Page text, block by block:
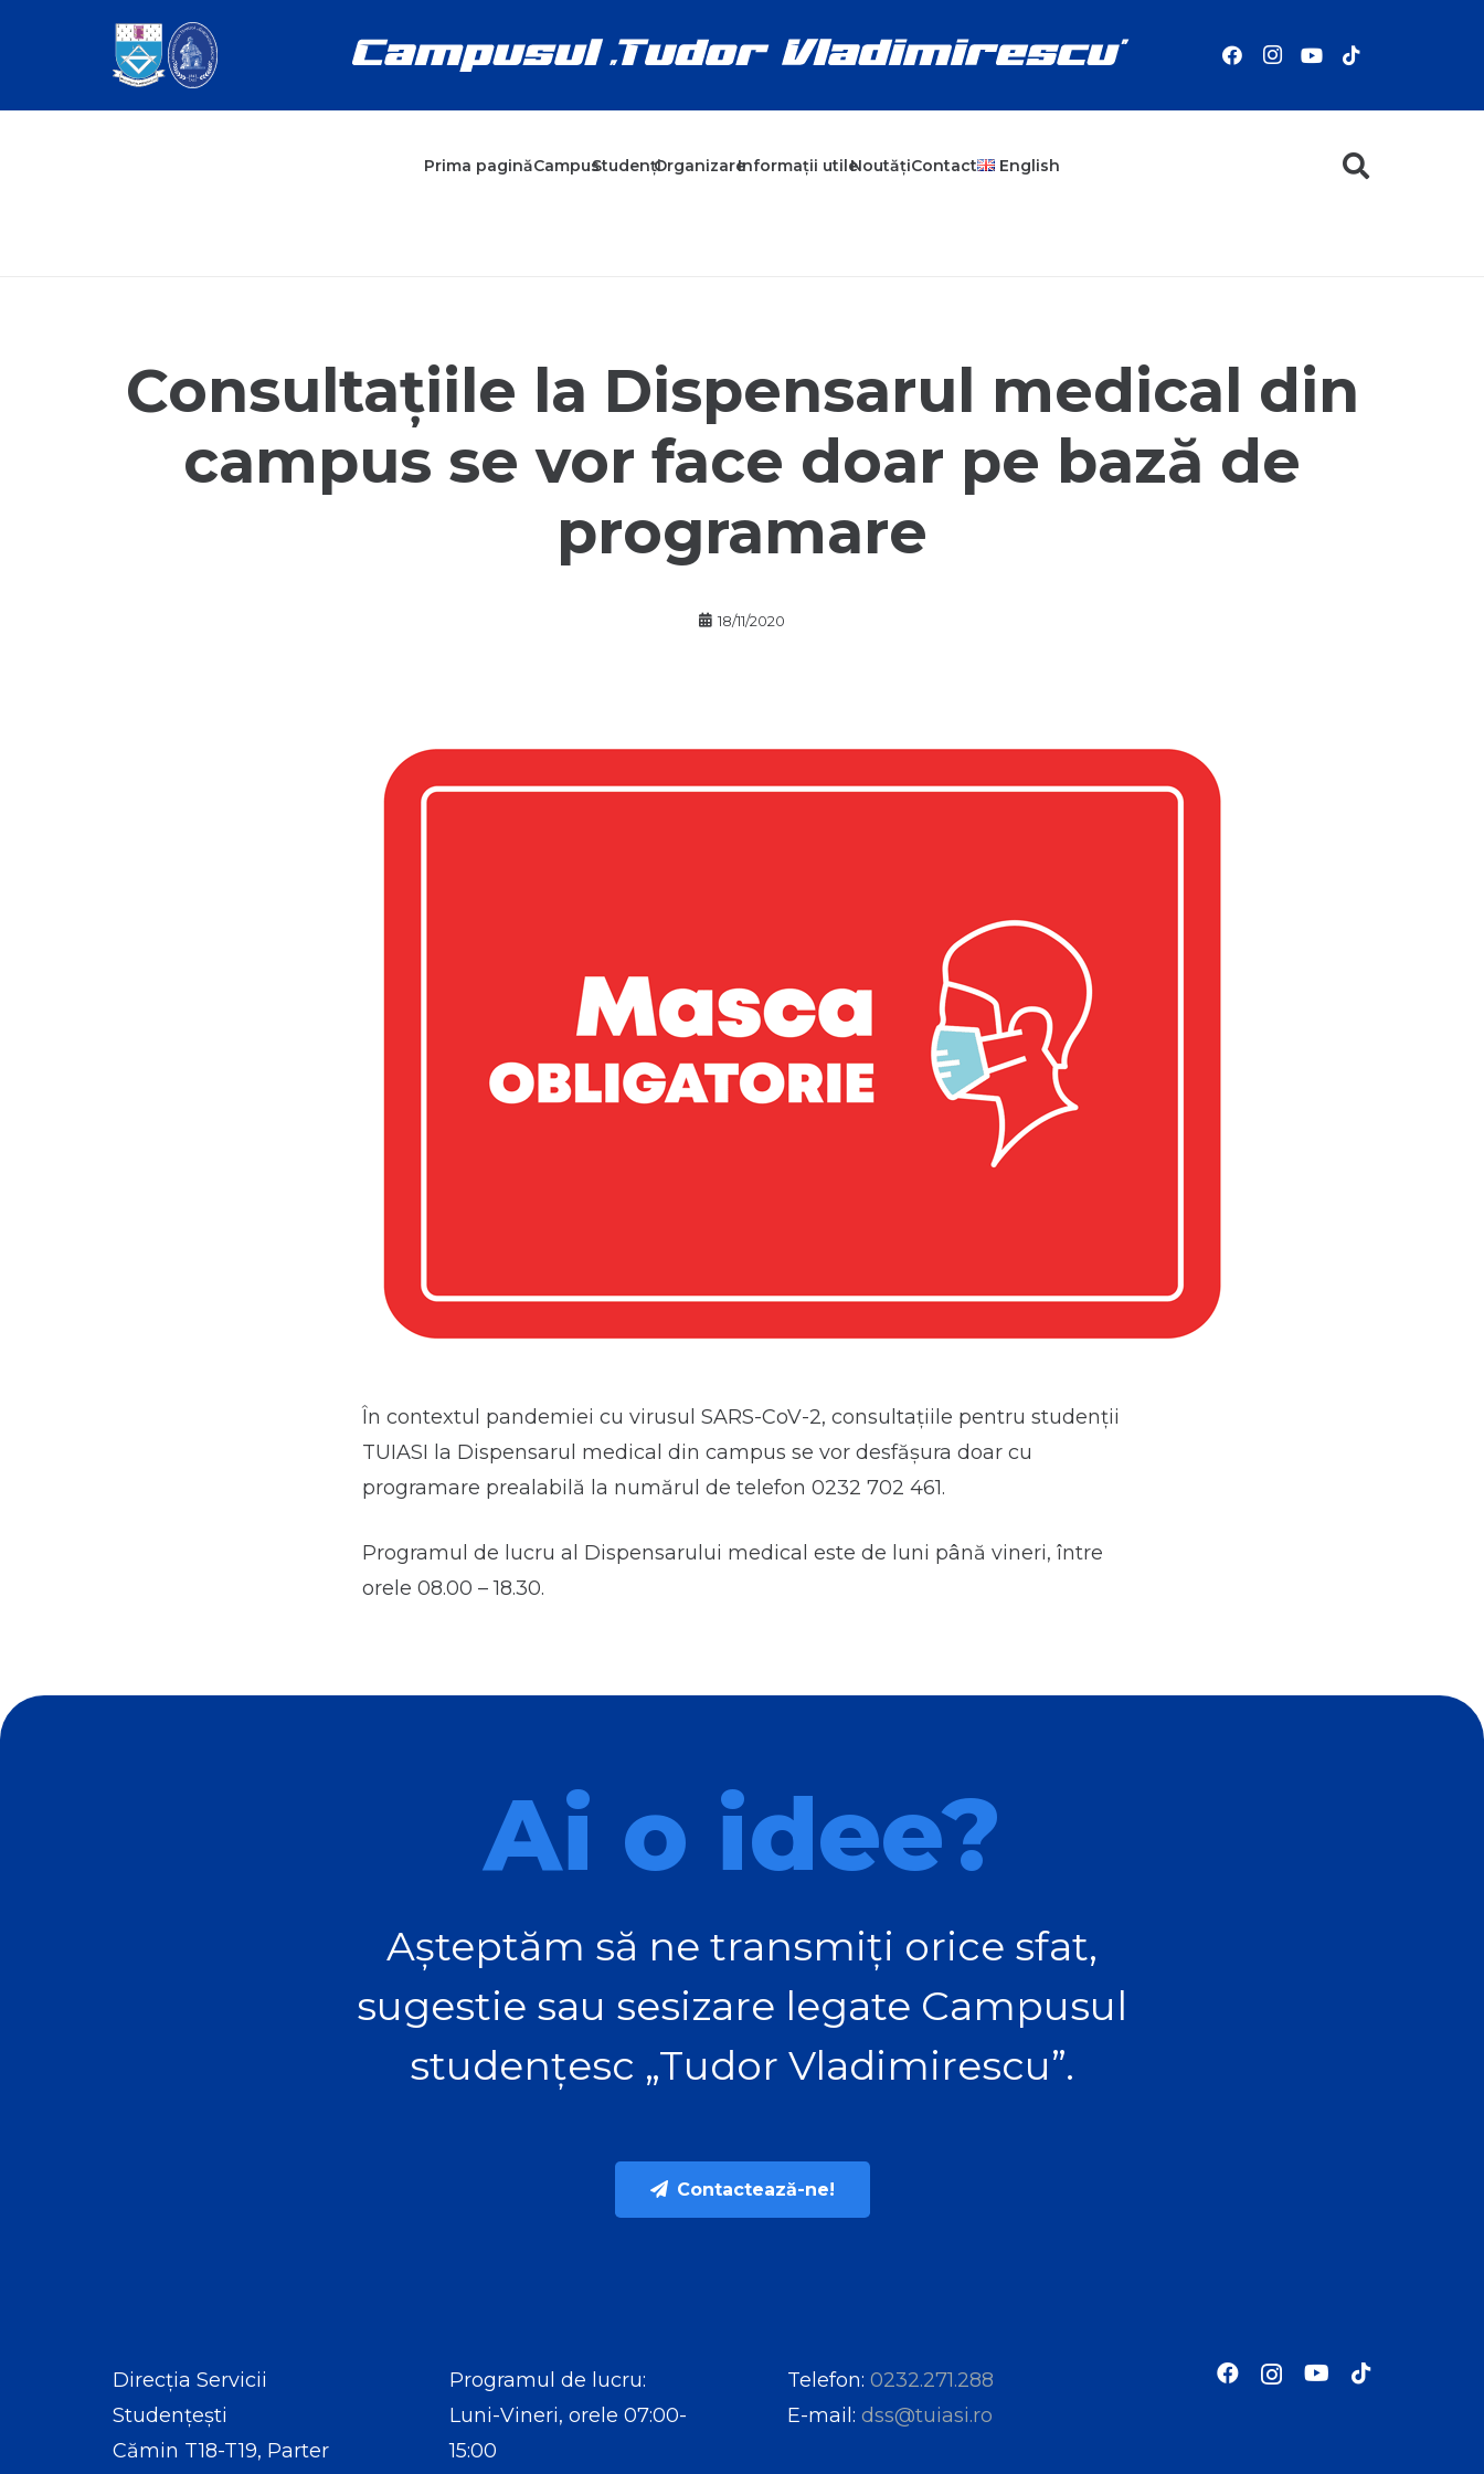
Prima paginăCampusStudențiOrganizareInformații utileNoutățiContact English
Consultațiile la Dispensarul medical din
campus se vor face doar pe bază de
programare
18/11/2020
În contextul pandemiei cu virusul SARS-CoV-2, consultațiile pentru studenții
TUIASI la Dispensarul medical din campus se vor desfășura doar cu
programare prealabilă la numărul de telefon 0232 702 461.
Programul de lucru al Dispensarului medical este de luni până vineri, între
orele 08.00 – 18.30.
Ai o idee?
Așteptăm să ne transmiți orice sfat,
sugestie sau sesizare legate Campusul
studențesc „Tudor Vladimirescu”.
Contactează-ne!
Direcția Servicii
Studențești
Cămin T18-T19, Parter
Programul de lucru:
Luni-Vineri, orele 07:00-
15:00
Telefon: 0232.271.288
E-mail: dss@tuiasi.ro